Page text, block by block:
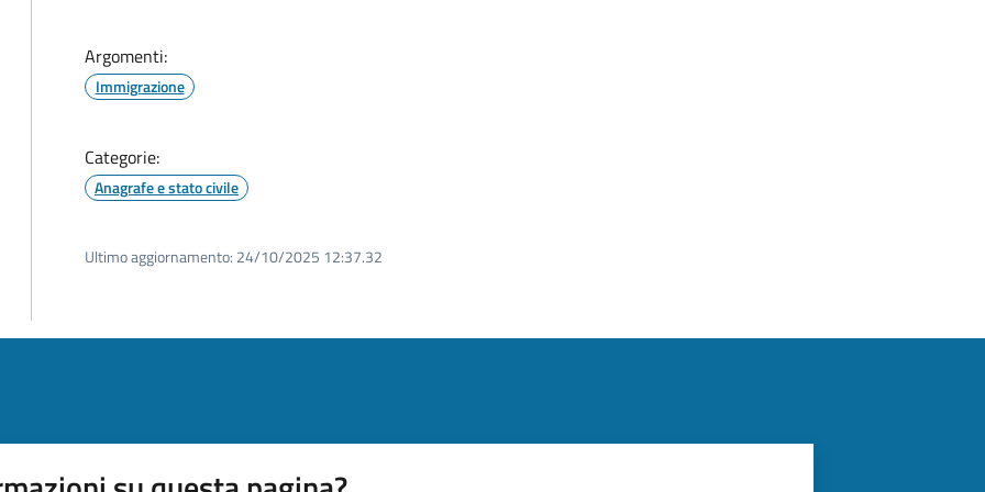
Argomenti:
Immigrazione
Categorie:
Anagrafe e stato civile
Ultimo aggiornamento: 24/10/2025 12:37.32